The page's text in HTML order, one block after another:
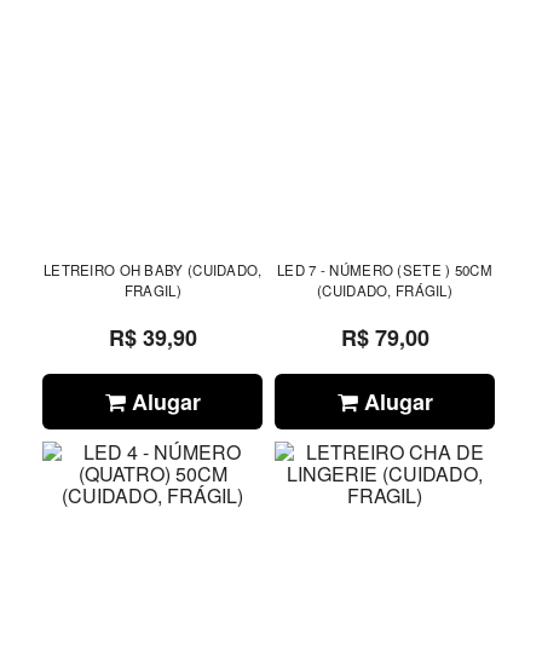
LETREIRO OH BABY (CUIDADO,
FRAGIL)
R$ 39,90
Alugar
LED 7 - NÚMERO (SETE ) 50CM
(CUIDADO, FRÁGIL)
R$ 79,00
Alugar